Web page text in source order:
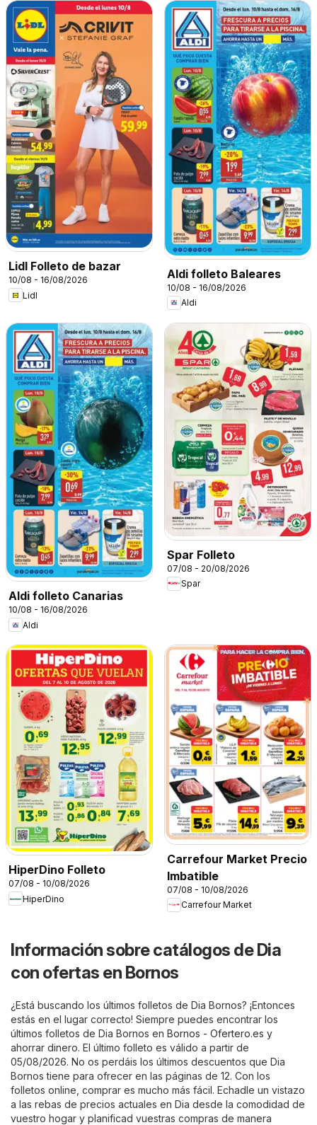
Lidl Folleto de bazar
10/08 - 16/08/2026
Lidl
Aldi folleto Baleares
10/08 - 16/08/2026
Aldi
Aldi folleto Canarias
10/08 - 16/08/2026
Aldi
Spar Folleto
07/08 - 20/08/2026
Spar
HiperDino Folleto
07/08 - 10/08/2026
HiperDino
Carrefour Market Precio
Imbatible
07/08 - 10/08/2026
Carrefour Market
Información sobre catálogos de Dia
con ofertas en Bornos
¿Está buscando los últimos folletos de Dia Bornos? ¡Entonces
estás en el lugar correcto! Siempre puedes encontrar los
últimos folletos de Dia Bornos en Bornos - Ofertero.es y
ahorrar dinero. El último folleto es válido a partir de
05/08/2026. No os perdáis los últimos descuentos que Dia
Bornos tiene para ofrecer en las páginas de 12. Con los
folletos online, comprar es mucho más fácil. Echadle un vistazo
a las rebas de precios actuales en Dia desde la comodidad de
vuestro hogar y planificad vuestras compras de manera